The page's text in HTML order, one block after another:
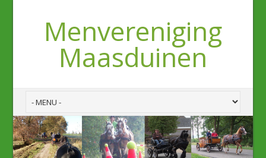
Menvereniging
Maasduinen